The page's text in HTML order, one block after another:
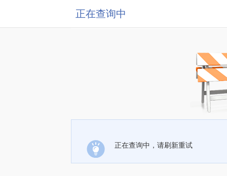
正在查询中
正在查询中，请刷新重试